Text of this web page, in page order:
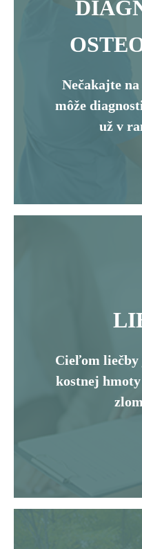
Nečakajte
môže
už v
Cieľom
kostnej